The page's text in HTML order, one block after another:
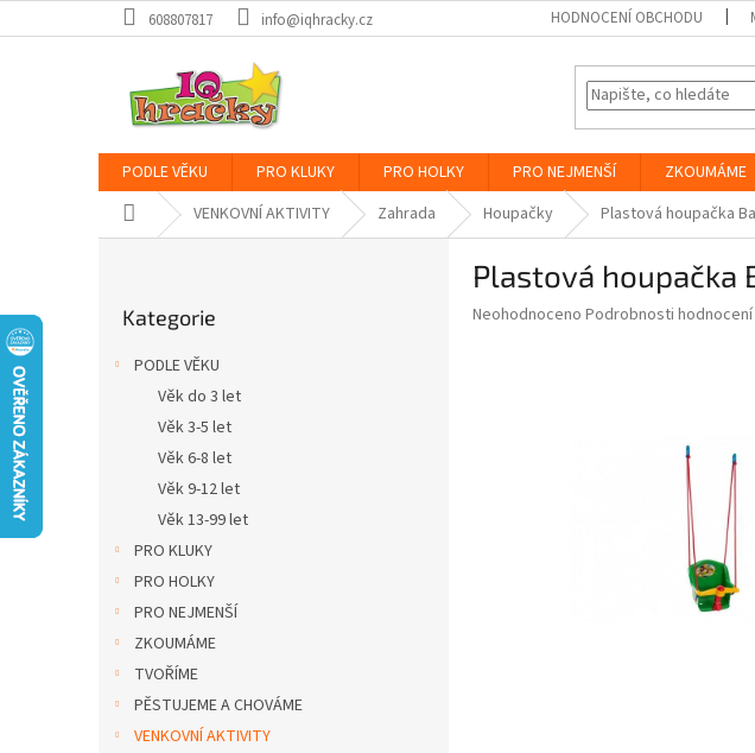
na
608807817 info@iqhracky.cz HODNOCENÍ OBCHODU
PODLE VĚKU PRO KLUKY PRO HOLKY PRO NEJMENŠÍ ZKOUMÁME
Domů VENKOVNÍ AKTIVITY Zahrada Houpačky Plastová houpačka
kategorie
Kategorie
PODLE VĚKU
Věk do 3 let
Věk 3-5 let
Věk 6-8 let
Věk 9-12 let
Věk 13-99 let
PRO KLUKY
PRO HOLKY
PRO NEJMENŠÍ
ZKOUMÁME
TVOŘÍME
PĚSTUJEME A CHOVÁME
VENKOVNÍ AKTIVITY
Plastová houpačka
Průměrné
Neohodnoceno Podrobnosti hodnocení